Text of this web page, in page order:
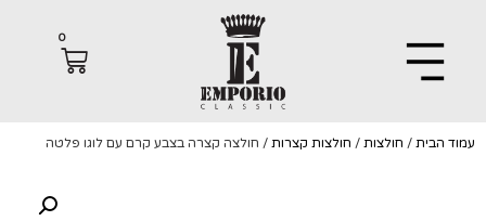
הבית/חולצות /חולצות קצרות / חולצה קצרה בצבע קרם עם לוגו פלטה